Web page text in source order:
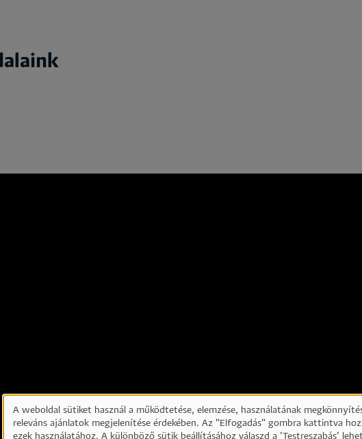
A weboldal sütiket használ a működtetése, elemzése, használatának
releváns ajánlatok megjelenítése érdekében. Az "Elfogadás" gombra kattintva
ezek használatához. A különböző sütik beállításához válaszd a ’Testreszabás’